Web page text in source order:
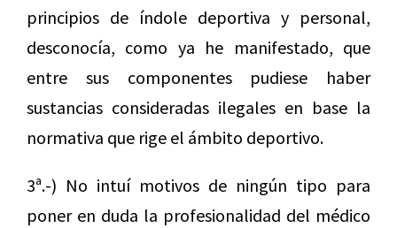
principios de índole deportiva y personal,
desconocía, como ya he manifestado, que
entre sus componentes pudiese haber
sustancias consideradas ilegales en base la
normativa que rige el ámbito deportivo.
3ª.-) No intuí motivos de ningún tipo para
poner en duda la profesionalidad del médico